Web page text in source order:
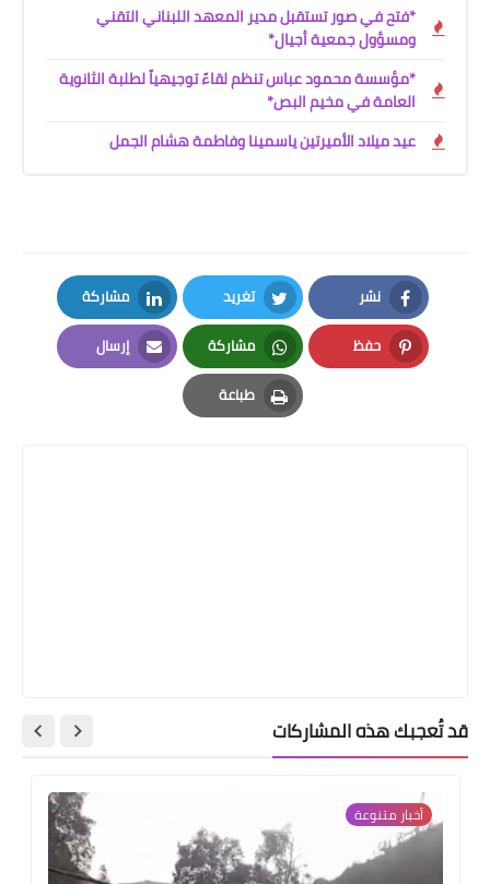
*فتح في صور تستقبل مدير المعهد اللبناني التقني
ومسؤول جمعية أجيال*
*مؤسسة محمود عباس تنظم لقاءً توجيهياً لطلبة الثانوية
العامة في مخيم البص*
عيد ميلاد الأميرتين ياسمينا وفاطمة هشام الجمل
نشر
Facebook
تغريد
Twitter
مشاركة
LinkedIn
حفظ
Pinterest
مشاركة
Whatsapp
إرسال
Email
طباعة
Print
قد تُعجبك هذه المشاركات
أخبار ‏متنوعة